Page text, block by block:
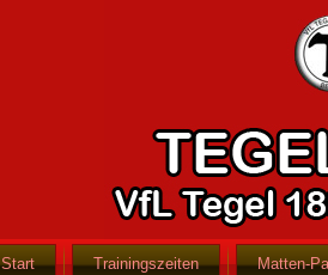
Start Trainingszeiten Matten-